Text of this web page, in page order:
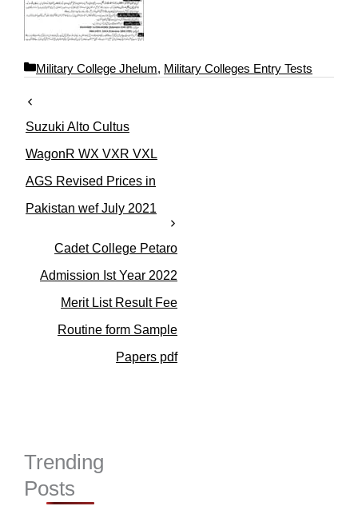
C
g
o
i
s
Military College Jhelum, Military Colleges Entry Tests
Suzuki Alto Cultus
WagonR WX VXR VXL
AGS Revised Prices in
Pakistan wef July 2021
Cadet College Petaro
Admission Ist Year 2022
Merit List Result Fee
Routine form Sample
Papers pdf
Trending
Posts